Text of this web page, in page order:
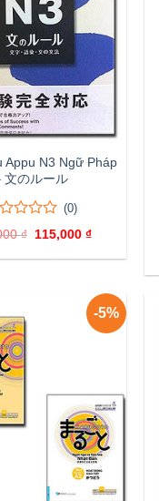
Appu N3 Ngữ Pháp
文のルール
(0)
₫ Giá
là:
115,000₫
tại
-5%